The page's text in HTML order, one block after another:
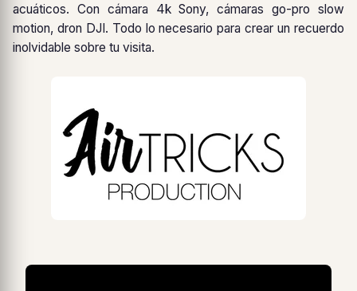
acuáticos. Con cámara 4k Sony, cámaras go-pro slow
motion, dron DJI. Todo lo necesario para crear un recuerdo
inolvidable sobre tu visita.